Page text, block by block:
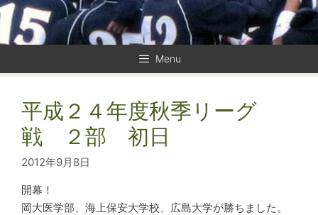
Menu
平成２４年度秋季リーグ
戦 ２部 初日
2012年9月8日
開幕！
岡大医学部、海上保安大学校、広島大学が勝ちました。